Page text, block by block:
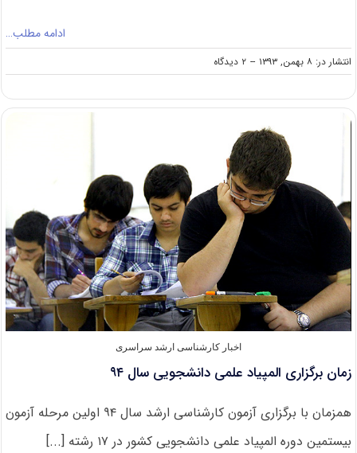
ادامه مطلب…
انتشار در: ۸ بهمن, ۱۳۹۳ -- ۲ دیدگاه
on
برگزاری
۹
منحصرا
در
تهران
اخبار کارشناسی ارشد سراسری
زمان برگزاری المپیاد علمی دانشجویی سال ۹۴
همزمان با برگزاری آزمون کارشناسی ارشد سال ۹۴ اولین مرحله آزمون
بیستمین دوره المپیاد علمی دانشجویی کشور در ۱۷ رشته [...]